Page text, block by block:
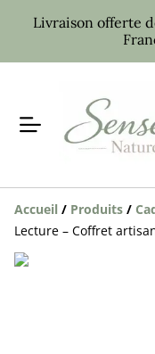
Livraison offerte
Accueil / Produits /
Lecture – Coffret